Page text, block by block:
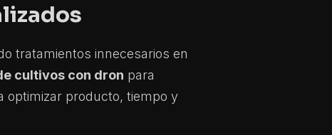
tratamientos innecesarios en
cultivos con dron para
optimizar producto, tiempo y